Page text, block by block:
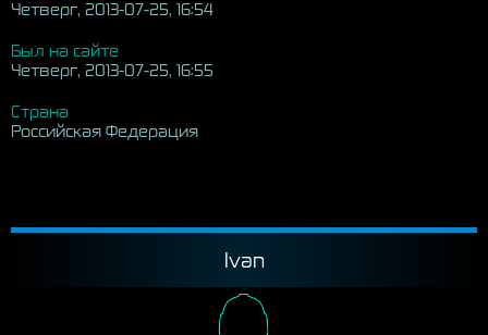
Четверг, 2013-07-25, 16:54
Был на сайте
Четверг, 2013-07-25, 16:55
Страна
Российская Федерация
Ivan